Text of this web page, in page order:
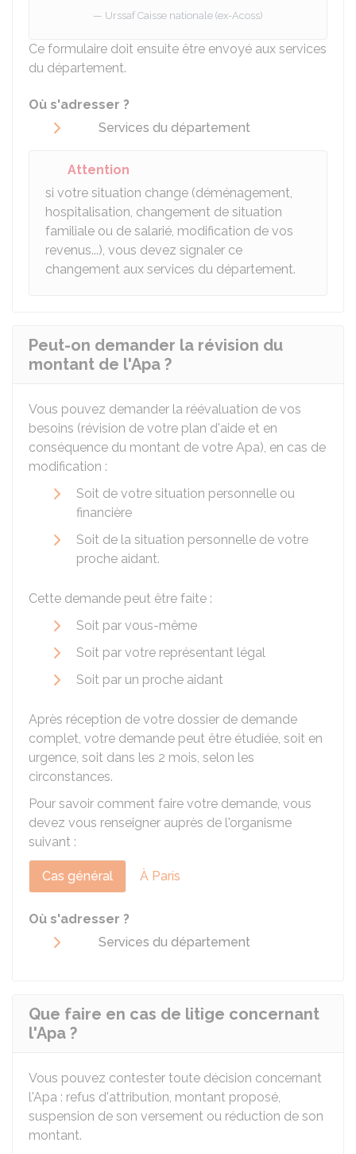
Urssaf Caisse nationale (ex-Acoss)
Ce formulaire doit ensuite être envoyé aux services
du département.
Où s'adresser ?
Services du département
Attention
si votre situation change (déménagement,
hospitalisation, changement de situation
familiale ou de salarié, modification de vos
revenus...), vous devez signaler ce
changement aux services du département.
Peut-on demander la révision du
montant de l'Apa ?
Vous pouvez demander la réévaluation de vos
besoins (révision de votre plan d'aide et en
conséquence du montant de votre Apa), en cas de
modification :
Soit de votre situation personnelle ou
financière
Soit de la situation personnelle de votre
proche aidant.
Cette demande peut être faite :
Soit par vous-même
Soit par votre représentant légal
Soit par un proche aidant
Après réception de votre dossier de demande
complet, votre demande peut être étudiée, soit en
urgence, soit dans les 2 mois, selon les
circonstances.
Pour savoir comment faire votre demande, vous
devez vous renseigner auprès de l'organisme
suivant :
Cas général À Paris
Où s'adresser ?
Services du département
Que faire en cas de litige concernant
l'Apa ?
Vous pouvez contester toute décision concernant
l'Apa : refus d'attribution, montant proposé,
suspension de son versement ou réduction de son
montant.